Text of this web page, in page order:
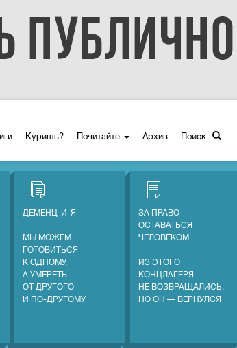
Куришь? Почитайте Архив Поиск
ДЕМЕНЦ-И-Я
МЫ МОЖЕМ
ГОТОВИТЬСЯ
К ОДНОМУ,
А УМЕРЕТЬ
ОТ ДРУГОГО
И ПО-ДРУГОМУ
ЗА ПРАВО
ОСТАВАТЬСЯ
ЧЕЛОВЕКОМ
ИЗ ЭТОГО
КОНЦЛАГЕРЯ
НЕ ВОЗВРАЩАЛИСЬ.
НО ОН — ВЕРНУЛСЯ